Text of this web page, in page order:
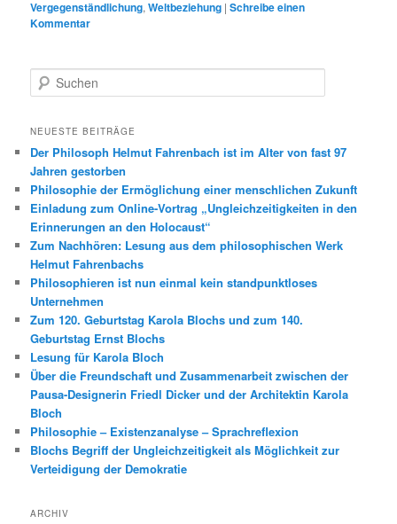
Vergegenständlichung,Weltbeziehung |Schreibe einen
Kommentar
u
h
n
NEUESTE BEITRÄGE
Der Philosoph Helmut Fahrenbach ist im Alter von fast 97
Jahren gestorben
Philosophie der Ermöglichung einer menschlichen Zukunft
Einladung zum Online-Vortrag „Ungleichzeitigkeiten in den
Erinnerungen an den Holocaust“
Zum Nachhören: Lesung aus dem philosophischen Werk
Helmut Fahrenbachs
Philosophieren ist nun einmal kein standpunktloses
Unternehmen
Zum 120. Geburtstag Karola Blochs und zum 140.
Geburtstag Ernst Blochs
Lesung für Karola Bloch
Über die Freundschaft und Zusammenarbeit zwischen der
Pausa-Designerin Friedl Dicker und der Architektin Karola
Bloch
Philosophie – Existenzanalyse – Sprachreflexion
Blochs Begriff der Ungleichzeitigkeit als Möglichkeit zur
Verteidigung der Demokratie
ARCHIV